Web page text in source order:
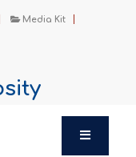
Media Kit